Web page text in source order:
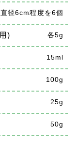
直径6cm程度を6個
) 各5g
15ml
100g
25g
50g